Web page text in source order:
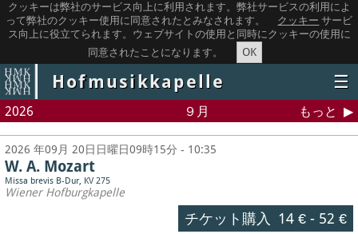
クッキーは弊社のサービス向上に利用されます。弊社サービスの利用によ
って弊社のクッキー使用に同意されたとみなされます。
クッキー サービ
ス向上に役立てられます。ウェブサイトの使用と同時にクッキーの使用に
同意されたことになります。
OK
Hofmusikkapelle ☰
2026 ９月 もっと
2026 年09月 20日日曜日09時15分 - 10:35
W. A. Mozart
Missa brevis B-Dur, KV 275
Wiener Hofburgkapelle
チケット購入 14 €- 52 €